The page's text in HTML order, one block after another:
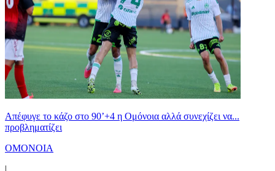
Απέφυγε το κάζο στο 90’+4 η Ομόνοια αλλά συνεχίζει να...
προβληματίζει
ΟΜΟΝΟΙΑ